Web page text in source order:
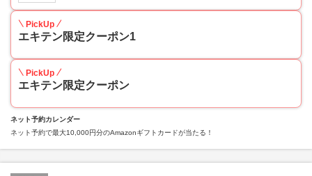
PickUp
エキテン限定クーポン1
PickUp
エキテン限定クーポン
ネット予約カレンダー
ネット予約で最大10,000円分のAmazonギフトカードが当たる！